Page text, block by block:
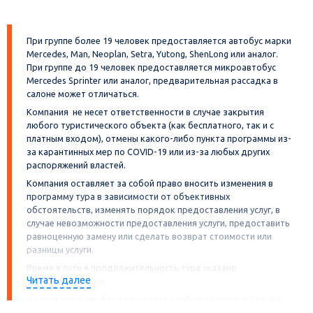
При группе более 19 человек предоставляется автобус марки
Mercedes, Man, Neoplan, Setra, Yutong, ShenLong или аналог.
При группе до 19 человек предоставляется микроавтобус
Mercedes Sprinter или аналог, предварительная рассадка в
салоне может отличаться.
Компания не несет ответственности в случае закрытия
любого туристического объекта (как бесплатного, так и с
платным входом), отмены какого-либо пункта программы из-
за карантинных мер по COVID-19 или из-за любых других
распоряжений властей.
Компания оставляет за собой право вносить изменения в
программу тура в зависимости от объективных
обстоятельств, изменять порядок предоставления услуг, в
случае невозможности предоставления услуги, предоставить
равноценную замену или сделать возврат стоимости или
разницы услуги.
Время в пути и продолжительность тура указано
ориентировочное.
Читать далее